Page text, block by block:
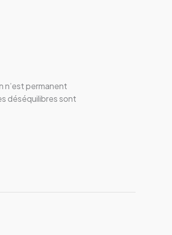
n’est permanent
déséquilibres sont